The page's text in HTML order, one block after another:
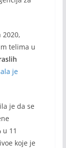
2020,
telima u
je
je da se
u 11
koje je